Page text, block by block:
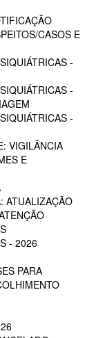
CASOS E
-
-
-
VIGILÂNCIA
E
ATUALIZAÇÃO
- 2026
PARA